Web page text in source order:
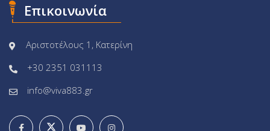
Επικοινωνία
Αριστοτέλους 1, Κατερίνη
+30 2351 031113
info@viva883.gr